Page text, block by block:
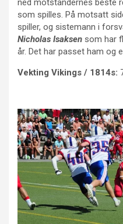
ned motstandernes beste
som spilles. På motsatt
spiller, og sistemann i
Nicholas Isaksen som har
år. Det har passet ham og
Vekting Vikings / 1814s: